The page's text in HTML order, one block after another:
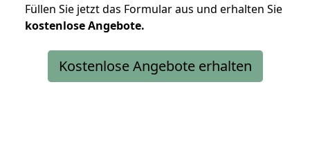
Füllen Sie jetzt das Formular aus und erhalten Sie
kostenloseAngebote.
Kostenlose Angebote erhalten